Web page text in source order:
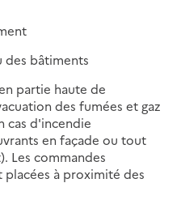
des bâtiments
partie haute de
des fumées et gaz
cas d'incendie
en façade ou tout
Les commandes
à proximité des